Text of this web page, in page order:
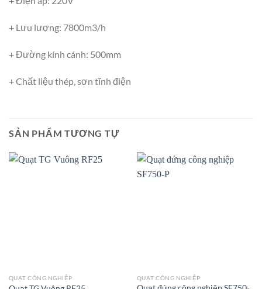
+ Lưu lượng: 7800m3/h
+ Đường kính cánh: 500mm
+ Chất liệu thép, sơn tĩnh điện
SẢN PHẨM TƯƠNG TỰ
QUẠT CÔNG NGHIỆP QUẠT CÔNG NGHIỆP